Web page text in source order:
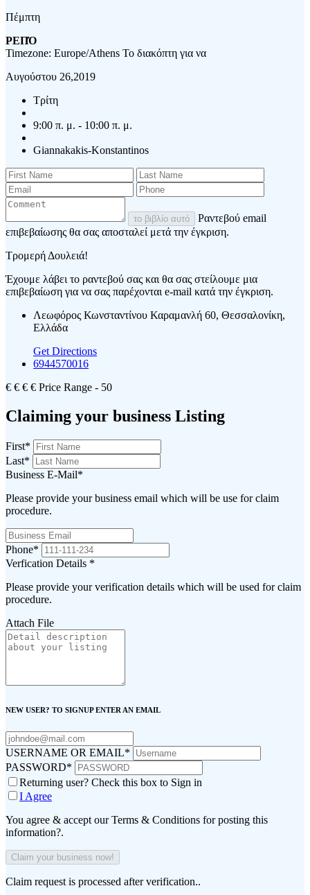
Πέμπτη
ΡΕΠΌ
Timezone: Europe/Athens Το διακόπτη για να
Αυγούστου 26,2019
Τρίτη
9:00 π. μ. - 10:00 π. μ.
Giannakakis-Konstantinos
το βιβλίο αυτό
Ραντεβού email
επιβεβαίωσης θα σας αποσταλεί μετά την έγκριση.
Τρομερή Δουλειά!
Έχουμε λάβει το ραντεβού σας και θα σας στείλουμε μια
επιβεβαίωση για να σας παρέχονται e-mail κατά την έγκριση.
Λεωφόρος Κωνσταντίνου Καραμανλή 60, Θεσσαλονίκη,
Ελλάδα
Get Directions
6944570016
€ € € € Price Range - 50
Claiming your business Listing
First*
Last*
Business E-Mail*
Please provide your business email which will be use for claim
procedure.
Phone*
Verfication Details *
Please provide your verification details which will be used for claim
procedure.
Attach File
NEW USER? TO SIGNUP ENTER AN EMAIL
USERNAME OR EMAIL*
PASSWORD*
Returning user? Check this box to Sign in
I Agree
You agree & accept our Terms & Conditions for posting this
information?.
Claim request is processed after verification..